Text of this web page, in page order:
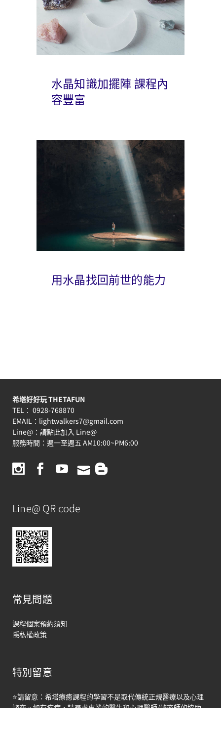
水晶知識加擺陣 課程內
容豐富
用水晶找回前世的能力
希塔好好玩 THETAFUN
TEL： 0928-768870
EMAIL： lightwalkers7@gmail.com
Line@： 請點此加入 Line@
服務時間：週一至週五 AM10:00~PM6:00
Line@ QR code
常見問題
課程個案預約須知
隱私權政策
特別留意
⭐請留意：希塔療癒課程的學習不是取代傳統正規醫療以及心理
諮商。如有疾病，請尋求專業的醫生和心理醫師/諮商師的協助
Open
chaty